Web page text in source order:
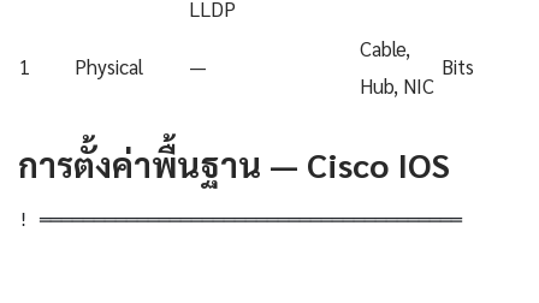
LLDP
1 Physical —
Cable,
Hub, NIC
Bits
การตั้งค่าพื้นฐาน — Cisco IOS
! ═══════════════════════════════════════